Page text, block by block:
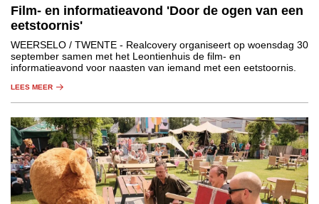
Film- en informatieavond 'Door de ogen van een
eetstoornis'
WEERSELO / TWENTE - Realcovery organiseert op woensdag 30
september samen met het Leontienhuis de film- en
informatieavond voor naasten van iemand met een eetstoornis.
LEES MEER